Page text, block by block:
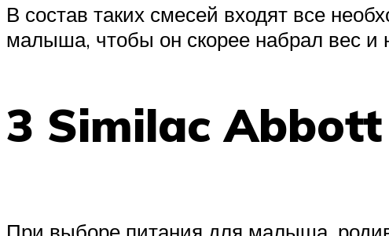
В состав таких смесей входят все
малыша, чтобы он скорее набрал вес и
3 Similac